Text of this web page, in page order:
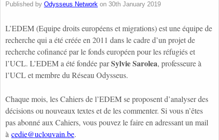
Published by Odysseus Network on 30th January 2019
L’EDEM (Equipe droits européens et migrations) est une équipe de
recherche qui a été créée en 2011 dans le cadre d’un projet de
recherche cofinancé par le fonds européen pour les réfugiés et
l’UCL. L’EDEM a été fondée parSylvie Sarolea, professeure à
l’UCL et membre du Réseau Odysseus.
Chaque mois, les Cahiers de l’EDEM se proposent d’analyser des
décisions ou nouveaux textes et de les commenter. Si vous n’êtes
pas abonné aux Cahiers, vous pouvez le faire en adressant un mail
à cedie@uclouvain.be.